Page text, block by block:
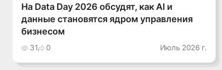
На Data Day 2026 обсудят, как AI и
данные становятся ядром управления
бизнесом
31 0 Июль 2026 г.